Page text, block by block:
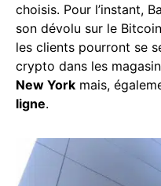
choisis. Pour l’instant,
son dévolu sur le
les clients pourront se
crypto dans les
New York mais,
ligne.